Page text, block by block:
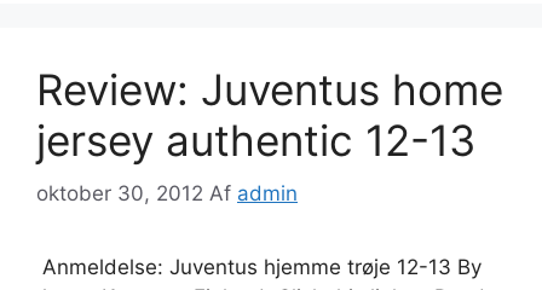
Review: Juventus home
jersey authentic 12-13
oktober 30, 2012 Af admin
Anmeldelse: Juventus hjemme trøje 12-13 By